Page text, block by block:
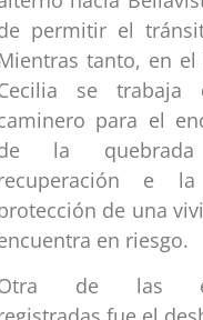
permitir el
tanto, en el
se trabaja
para el
la
e
de una
en riesgo.
de las